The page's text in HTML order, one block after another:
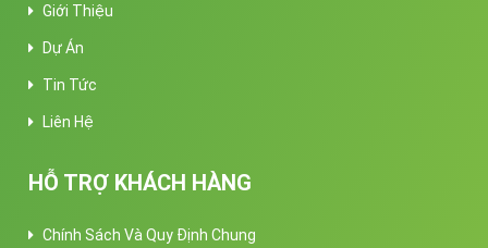
Giới Thiệu
Dự Án
Tin Tức
Liên Hệ
HỖ TRỢ KHÁCH HÀNG
Chính Sách Và Quy Định Chung